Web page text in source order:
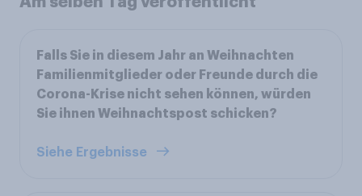
Falls Sie in diesem Jahr an Weihnachten
Familienmitglieder oder Freunde durch die
Corona-Krise nicht sehen können, würden
Sie ihnen Weihnachtspost schicken?
Siehe Ergebnisse